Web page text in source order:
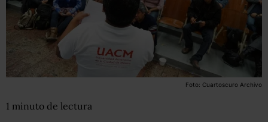
Foto: Cuartoscuro Archivo
1 minuto de lectura